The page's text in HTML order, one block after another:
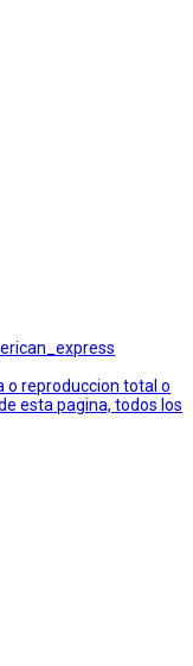
o reproduccion total o
esta pagina, todos los